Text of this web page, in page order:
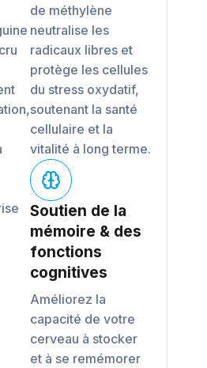
de méthylène
neutralise les
radicaux libres et
protège les cellules
du stress oxydatif,
soutenant la santé
cellulaire et la
vitalité à long terme.
Soutien de la
mémoire & des
fonctions
cognitives
Améliorez la
capacité de votre
cerveau à stocker
et à se remémorer